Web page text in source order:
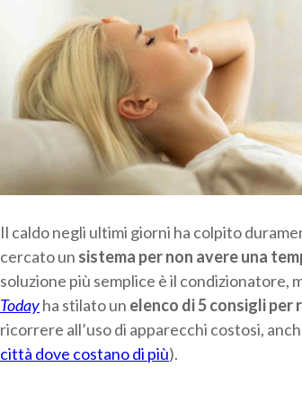
Il caldo negli ultimi giorni ha colpito
cercato un sistema per non avere una
soluzione più semplice è il condizionatore,
Todayha stilato un elenco di 5 consigli per
ricorrere all’uso di apparecchi costosi,
città dove costano di più).